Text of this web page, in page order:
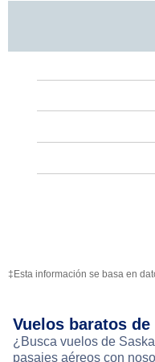
‡Esta información se basa en
Vuelos baratos
¿Busca vuelos de
pasajes aéreos con